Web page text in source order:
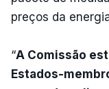
preços da
“A Comissão
Estados-